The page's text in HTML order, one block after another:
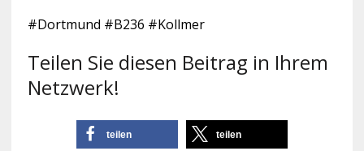
#Dortmund #B236 #Kollmer
Teilen Sie diesen Beitrag in Ihrem
Netzwerk!
teilen teilen